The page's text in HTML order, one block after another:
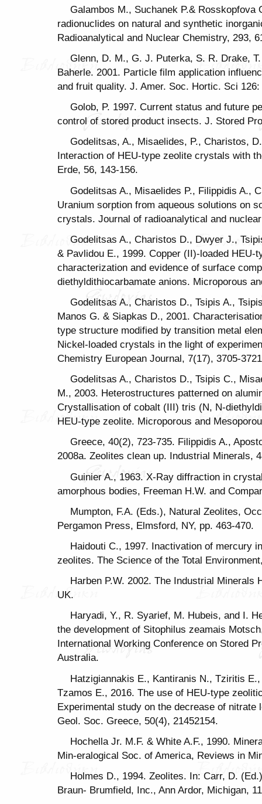
Galambos M., Suchanek P.& Rosskopfova
radionuclides on natural and synthetic
Radioanalytical and Nuclear Chemistry, 293,
Glenn, D. M., G. J. Puterka, S. R. Drake,
Baherle. 2001. Particle film application
and fruit quality. J. Amer. Soc. Hortic. Sci 126:
Golob, P. 1997. Current status and future
control of stored product insects. J. Stored
Godelitsas, A., Misaelides, P., Charistos,
Interaction of HEU-type zeolite crystals with
Erde, 56, 143-156.
Godelitsas A., Misaelides P., Filippidis A.,
Uranium sorption from aqueous solutions on
crystals. Journal of radioanalytical and
Godelitsas A., Charistos D., Dwyer J.,
& Pavlidou E., 1999. Copper (II)-loaded HEU-
characterization and evidence of surface
diethyldithiocarbamate anions. Microporous
Godelitsas A., Charistos D., Tsipis A.,
Manos G. & Siapkas D., 2001.
type structure modified by transition metal
Nickel-loaded crystals in the light of
Chemistry European Journal, 7(17), 3705-
Godelitsas A., Charistos D., Tsipis C.,
M., 2003. Heterostructures patterned on
Crystallisation of cobalt (III) tris (N, N-
HEU-type zeolite. Microporous and
Greece, 40(2), 723-735. Filippidis A.,
2008a. Zeolites clean up. Industrial Minerals,
Guinier A., 1963. X-Ray diffraction in
amorphous bodies, Freeman H.W. and
Mumpton, F.A. (Eds.), Natural Zeolites,
Pergamon Press, Elmsford, NY, pp. 463-470.
Haidouti C., 1997. Inactivation of mercury
zeolites. The Science of the Total
Harben P.W. 2002. The Industrial Minerals
UK.
Haryadi, Y., R. Syarief, M. Hubeis, and I.
the development of Sitophilus zeamais
International Working Conference on Stored
Australia.
Hatzigiannakis E., Kantiranis N., Tziritis
Tzamos E., 2016. The use of HEU-type
Experimental study on the decrease of
Geol. Soc. Greece, 50(4), 21452154.
Hochella Jr. M.F. & White A.F., 1990.
Min-eralogical Soc. οf America, Reviews in
Holmes D., 1994. Zeolites. In: Carr, D.
Braun- Brumfield, Inc., Ann Ardor, Michigan,